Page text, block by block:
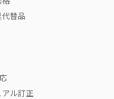
Cr(VI)
替品
ル訂正